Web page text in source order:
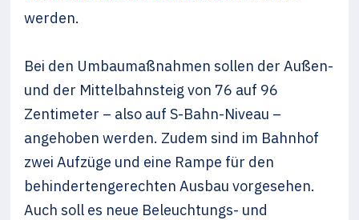
werden.
Bei den Umbaumaßnahmen sollen der Außen-
und der Mittelbahnsteig von 76 auf 96
Zentimeter – also auf S-Bahn-Niveau –
angehoben werden. Zudem sind im Bahnhof
zwei Aufzüge und eine Rampe für den
behindertengerechten Ausbau vorgesehen.
Auch soll es neue Beleuchtungs- und